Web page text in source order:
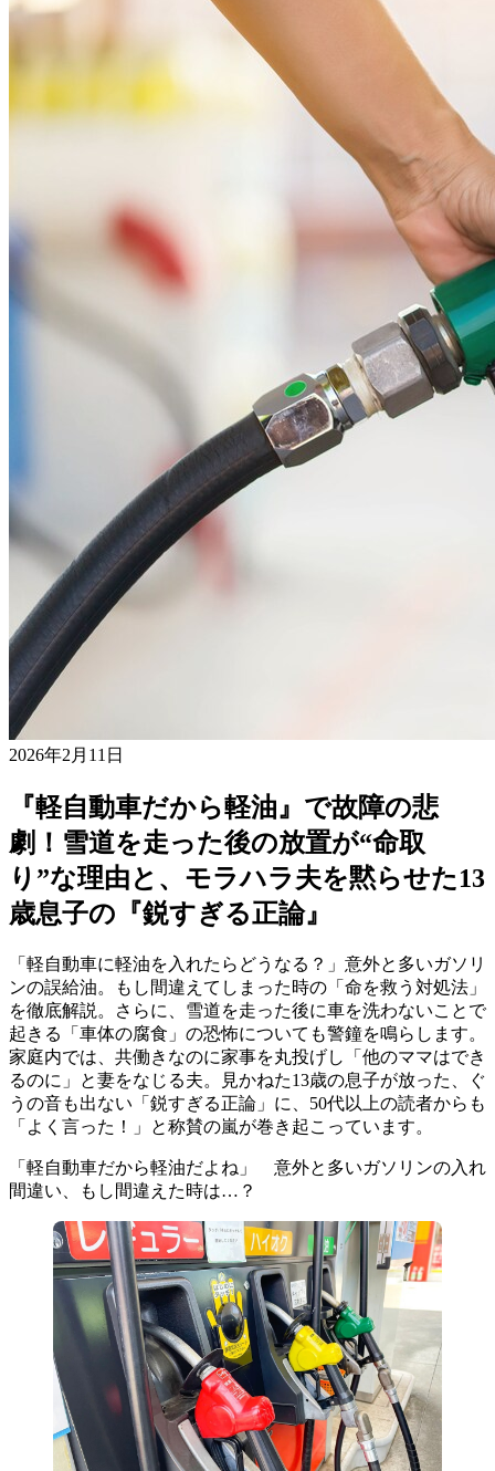
2026年2月11日
『軽自動車だから軽油』で故障の悲
劇！雪道を走った後の放置が“命取
り”な理由と、モラハラ夫を黙らせた13
歳息子の『鋭すぎる正論』
「軽自動車に軽油を入れたらどうなる？」意外と多いガソリ
ンの誤給油。もし間違えてしまった時の「命を救う対処法」
を徹底解説。さらに、雪道を走った後に車を洗わないことで
起きる「車体の腐食」の恐怖についても警鐘を鳴らします。
家庭内では、共働きなのに家事を丸投げし「他のママはでき
るのに」と妻をなじる夫。見かねた13歳の息子が放った、ぐ
うの音も出ない「鋭すぎる正論」に、50代以上の読者からも
「よく言った！」と称賛の嵐が巻き起こっています。
「軽自動車だから軽油だよね」 意外と多いガソリンの入れ
間違い、もし間違えた時は…？